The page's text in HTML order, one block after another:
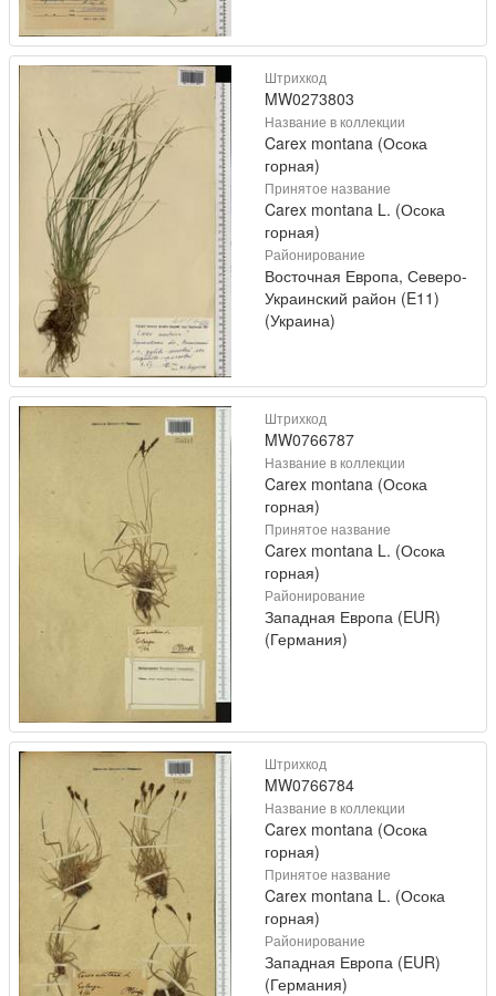
Штрихкод
MW0273803
Название в коллекции
Carex montana (Осока
горная)
Принятое название
Carex montana L. (Осока
горная)
Районирование
Восточная Европа, Северо-
Украинский район (E11)
(Украина)
Штрихкод
MW0766787
Название в коллекции
Carex montana (Осока
горная)
Принятое название
Carex montana L. (Осока
горная)
Районирование
Западная Европа (EUR)
(Германия)
Штрихкод
MW0766784
Название в коллекции
Carex montana (Осока
горная)
Принятое название
Carex montana L. (Осока
горная)
Районирование
Западная Европа (EUR)
(Германия)